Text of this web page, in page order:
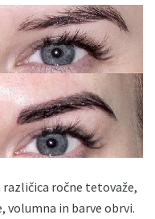
različica ročne tetovaže,
volumna in barve obrvi.